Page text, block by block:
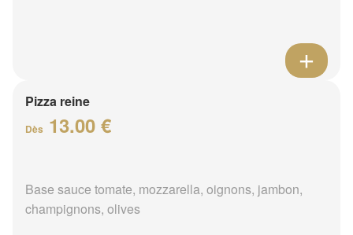
Pizza reine
Dès 13.00 €
Base sauce tomate, mozzarella, oignons, jambon,
champignons, olives